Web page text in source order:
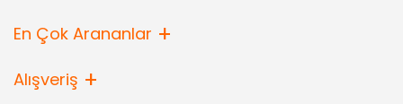
En Çok Arananlar
Alışveriş